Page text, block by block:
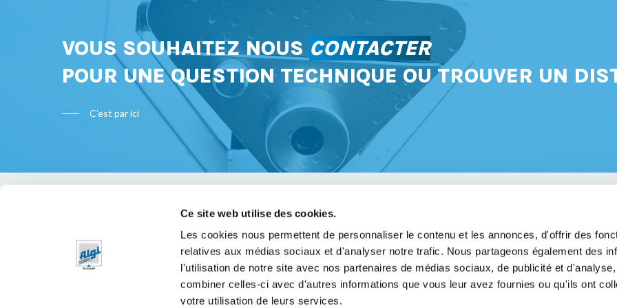
Ce site web utilise des cookies.
Les cookies nous permettent de personnaliser le contenu et les annonces, d'offrir des
relatives aux médias sociaux et d'analyser notre trafic. Nous partageons également des
l'utilisation de notre site avec nos partenaires de médias sociaux, de publicité et
combiner celles-ci avec d'autres informations que vous leur avez fournies ou qu'ils ont
votre utilisation de leurs services.
VOUS SOUHAITEZ NOUS CONTACTER
POUR UNE QUESTION TECHNIQUE OU TROUVER UN
C'est par ici
Bon à savoir
Politique de confidentialité